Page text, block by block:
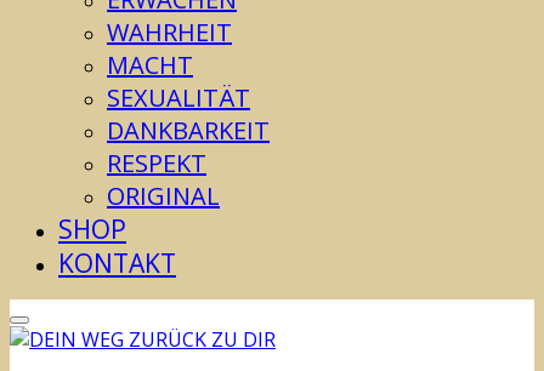
WAHRHEIT
MACHT
SEXUALITÄT
DANKBARKEIT
RESPEKT
ORIGINAL
SHOP
KONTAKT